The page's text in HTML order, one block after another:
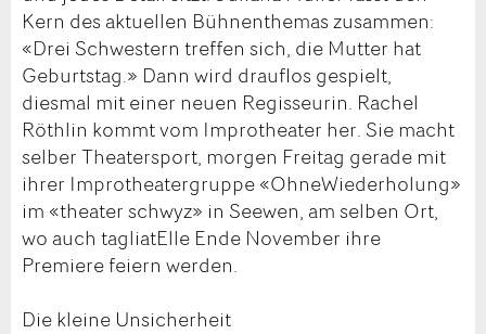
Kern des aktuellen Bühnenthemas zusammen:
«Drei Schwestern treffen sich, die Mutter hat
Geburtstag.» Dann wird drauflos gespielt,
diesmal mit einer neuen Regisseurin. Rachel
Röthlin kommt vom Improtheater her. Sie macht
selber Theatersport, morgen Freitag gerade mit
ihrer Improtheatergruppe «OhneWiederholung»
im «theater schwyz» in Seewen, am selben Ort,
wo auch tagliatElle Ende November ihre
Premiere feiern werden.
Die kleine Unsicherheit